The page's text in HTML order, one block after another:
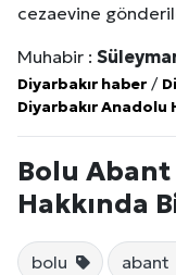
cezaevine
Muhabir :
Diyarbakır haber /
Diyarbakır Anadolu
Bolu
Hakkında
bolu abant